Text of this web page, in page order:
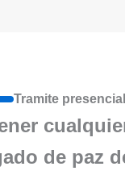
Tramite presencial
de paz